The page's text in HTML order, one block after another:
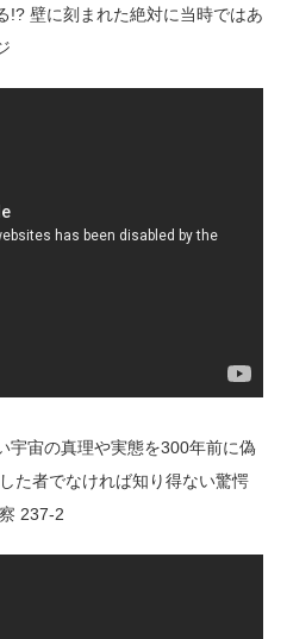
!? 壁に刻まれた絶対に当時ではあ
宇宙の真理や実態を300年前に偽
た者でなければ知り得ない驚愕
237-2